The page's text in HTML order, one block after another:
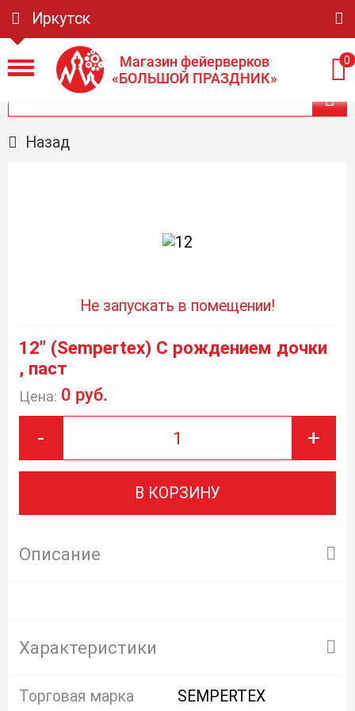
Иркутск
Магазин фейерверков
«БОЛЬШОЙ ПРАЗДНИК»
0
Назад
Не запускать в помещении!
12" (Sempertex) С рождением дочки
, паст
Цена: 0 руб.
- +
В КОРЗИНУ
Описание
Характеристики
Торговая марка SEMPERTEX